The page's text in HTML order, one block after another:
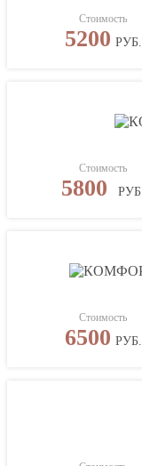
Стоимость
5200 РУБ.
Стоимость
5800 РУБ.
Стоимость
6500 РУБ.